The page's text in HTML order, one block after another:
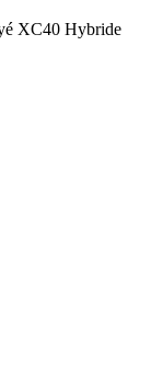
XC40 Hybride